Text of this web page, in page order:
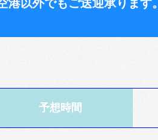
以外でもご送迎承ります。
予想時間